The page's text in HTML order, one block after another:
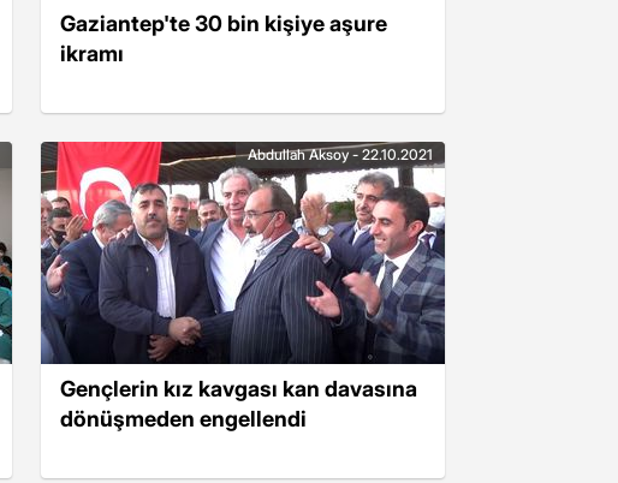
Gaziantep'te 30 bin kişiye aşure
ikramı
Gençlerin kız kavgası kan davasına
dönüşmeden engellendi
Abdullah Aksoy - 22.10.2021